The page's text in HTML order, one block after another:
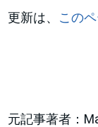
更新は、 この
元記事著者：